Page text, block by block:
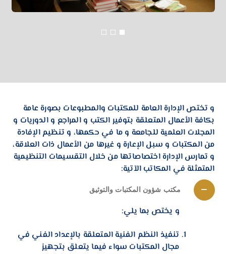
و تختص الإدارة العامة للمكتبات والمطبوعات بصورة عامة
بكافة الأعمال المتعلقة بتوفير الكتب و المراجع و الدوريات و
المجلات العلمية للجامعة و ما في حكمها، و تنظيم الإفادة
من المكتبات و سبل الإعارة و غيرها من الأعمال ذات العلاقة،
و تمارس الإدارة اختصاصاتها من خلال التقسيمات التنظيمية
المتمثلة في المكاتب الآتية:
مكتب شؤون المكتبات والتوثيق
و يختص بما يلي:
تنفيذ النظم الفنية المتعلقة بالإعداد الفني في
مجال المكتبات سواء فيما يتعلق بتجهيز